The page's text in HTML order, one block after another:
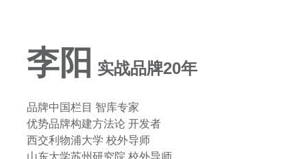
李阳 实战品牌20年
品牌中国栏目 智库专家
优势品牌构建方法论 开发者
西交利物浦大学 校外导师